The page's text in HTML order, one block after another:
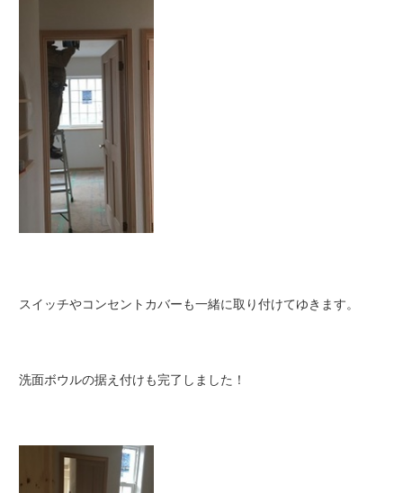
スイッチやコンセントカバーも一緒に取り付けてゆきます。
洗面ボウルの据え付けも完了しました！